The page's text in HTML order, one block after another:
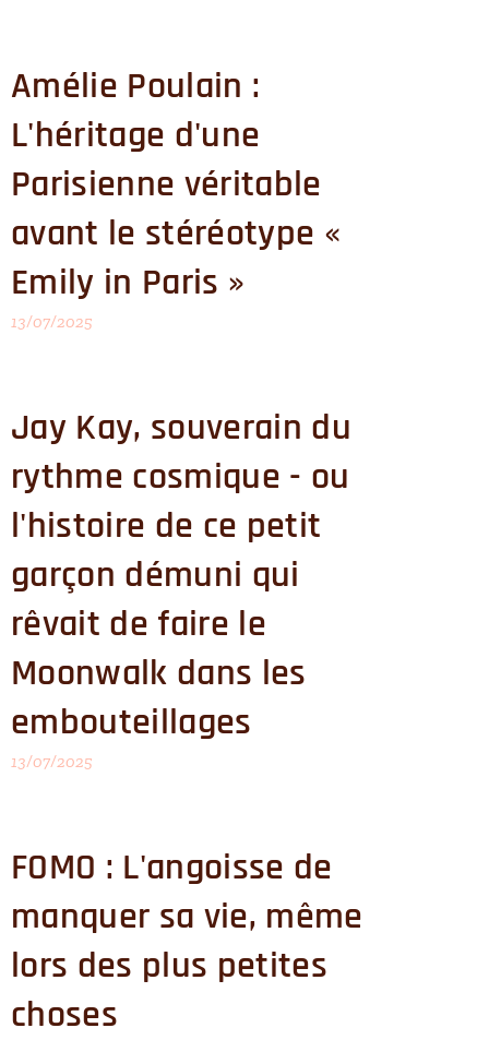
Amélie Poulain :
L'héritage d'une
Parisienne véritable
avant le stéréotype «
Emily in Paris »
13/07/2025
Jay Kay, souverain du
rythme cosmique - ou
l'histoire de ce petit
garçon démuni qui
rêvait de faire le
Moonwalk dans les
embouteillages
13/07/2025
FOMO : L'angoisse de
manquer sa vie, même
lors des plus petites
choses